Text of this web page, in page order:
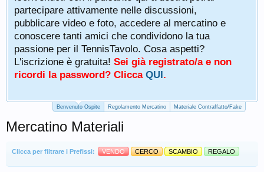
partecipare attivamente nelle discussioni,
pubblicare video e foto, accedere al mercatino e
conoscere tanti amici che condividono la tua
passione per il TennisTavolo. Cosa aspetti?
L'iscrizione è gratuita! Sei già registrato/a e non
ricordi la password? Clicca QUI.
Benvenuto Ospite Regolamento Mercatino Materiale Contraffatto/Fake
Mercatino Materiali
Clicca per filtrare i Prefissi: VENDO CERCO SCAMBIO REGALO